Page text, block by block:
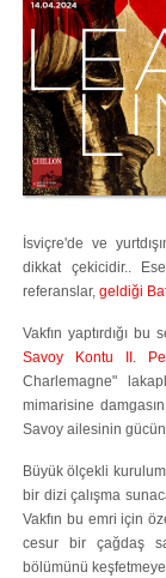
İsviçre'de ve
dikkat çekicidir..
referanslar, geldiği
Vakfın yaptırdığı
Savoy Kontu II.
Charlemagne"
mimarisine
Savoy ailesinin
Büyük ölçekli
bir dizi çalışma
Vakfın bu emri için
cesur bir çağdaş
bölümünü